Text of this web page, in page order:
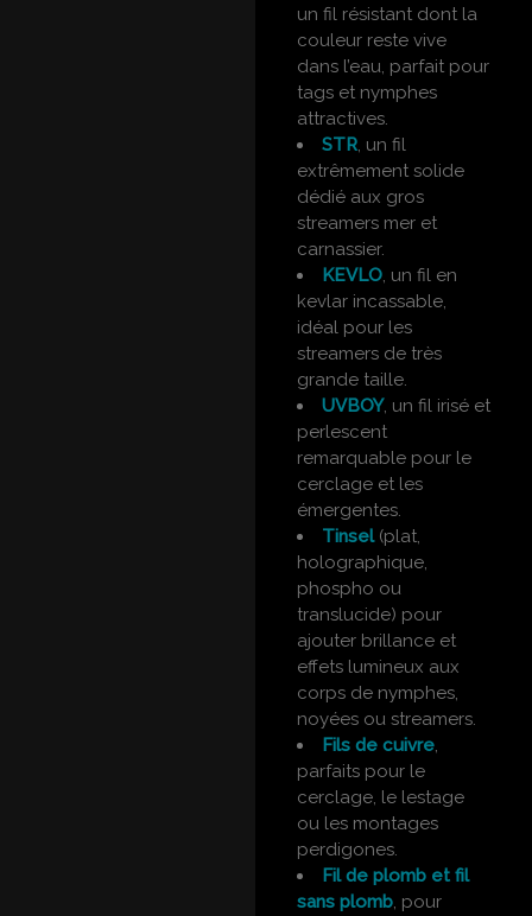
un fil résistant dont la
couleur reste vive
dans l’eau, parfait pour
tags et nymphes
attractives.
STR, un fil
extrêmement solide
dédié aux gros
streamers mer et
carnassier.
KEVLO, un fil en
kevlar incassable,
idéal pour les
streamers de très
grande taille.
UVBOY, un fil irisé et
perlescent
remarquable pour le
cerclage et les
émergentes.
Tinsel(plat,
holographique,
phospho ou
translucide) pour
ajouter brillance et
effets lumineux aux
corps de nymphes,
noyées ou streamers.
Fils de cuivre,
parfaits pour le
cerclage, le lestage
ou les montages
perdigones.
Fil de plomb et fil
sans plomb, pour